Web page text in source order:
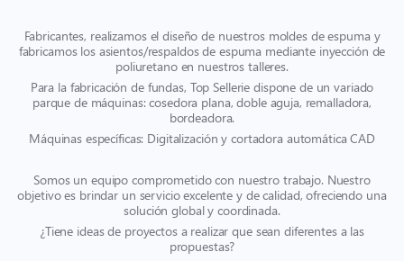
Fabricantes, realizamos el diseño de nuestros moldes de espuma y
fabricamos los asientos/respaldos de espuma mediante inyección de
poliuretano en nuestros talleres.
Para la fabricación de fundas, Top Sellerie dispone de un variado
parque de máquinas: cosedora plana, doble aguja, remalladora,
bordeadora.
Máquinas específicas: Digitalización y cortadora automática CAD
Somos un equipo comprometido con nuestro trabajo. Nuestro
objetivo es brindar un servicio excelente y de calidad, ofreciendo una
solución global y coordinada.
¿Tiene ideas de proyectos a realizar que sean diferentes a las
propuestas?